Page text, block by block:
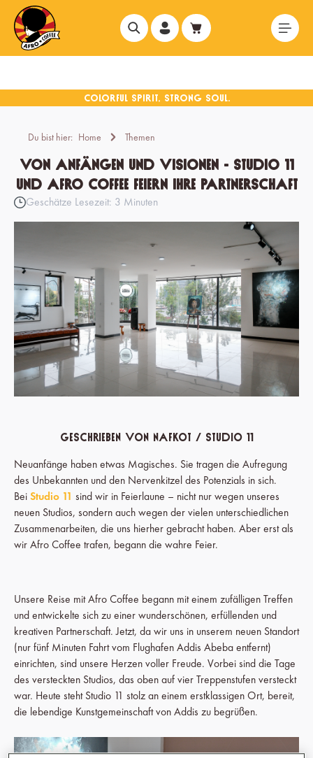
springen
Du bist hier: Home Themen
Von Anfängen und Visionen - Studio 11
und Afro Coffee feiern ihre Partnerschaft
Geschätze Lesezeit: 3 Minuten
geschrieben von Nafkot / Studio 11
Neuanfänge haben etwas Magisches. Sie tragen die Aufregung
des Unbekannten und den Nervenkitzel des Potenzials in sich.
Bei Studio 11 sind wir in Feierlaune – nicht nur wegen unseres
neuen Studios, sondern auch wegen der vielen unterschiedlichen
Zusammenarbeiten, die uns hierher gebracht haben. Aber erst als
wir Afro Coffee trafen, begann die wahre Feier.
Unsere Reise mit Afro Coffee begann mit einem zufälligen Treffen
und entwickelte sich zu einer wunderschönen, erfüllenden und
kreativen Partnerschaft. Jetzt, da wir uns in unserem neuen Standort
(nur fünf Minuten Fahrt vom Flughafen Addis Abeba entfernt)
einrichten, sind unsere Herzen voller Freude. Vorbei sind die Tage
des versteckten Studios, das oben auf vier Treppenstufen versteckt
war. Heute steht Studio 11 stolz an einem erstklassigen Ort, bereit,
die lebendige Kunstgemeinschaft von Addis zu begrüßen.